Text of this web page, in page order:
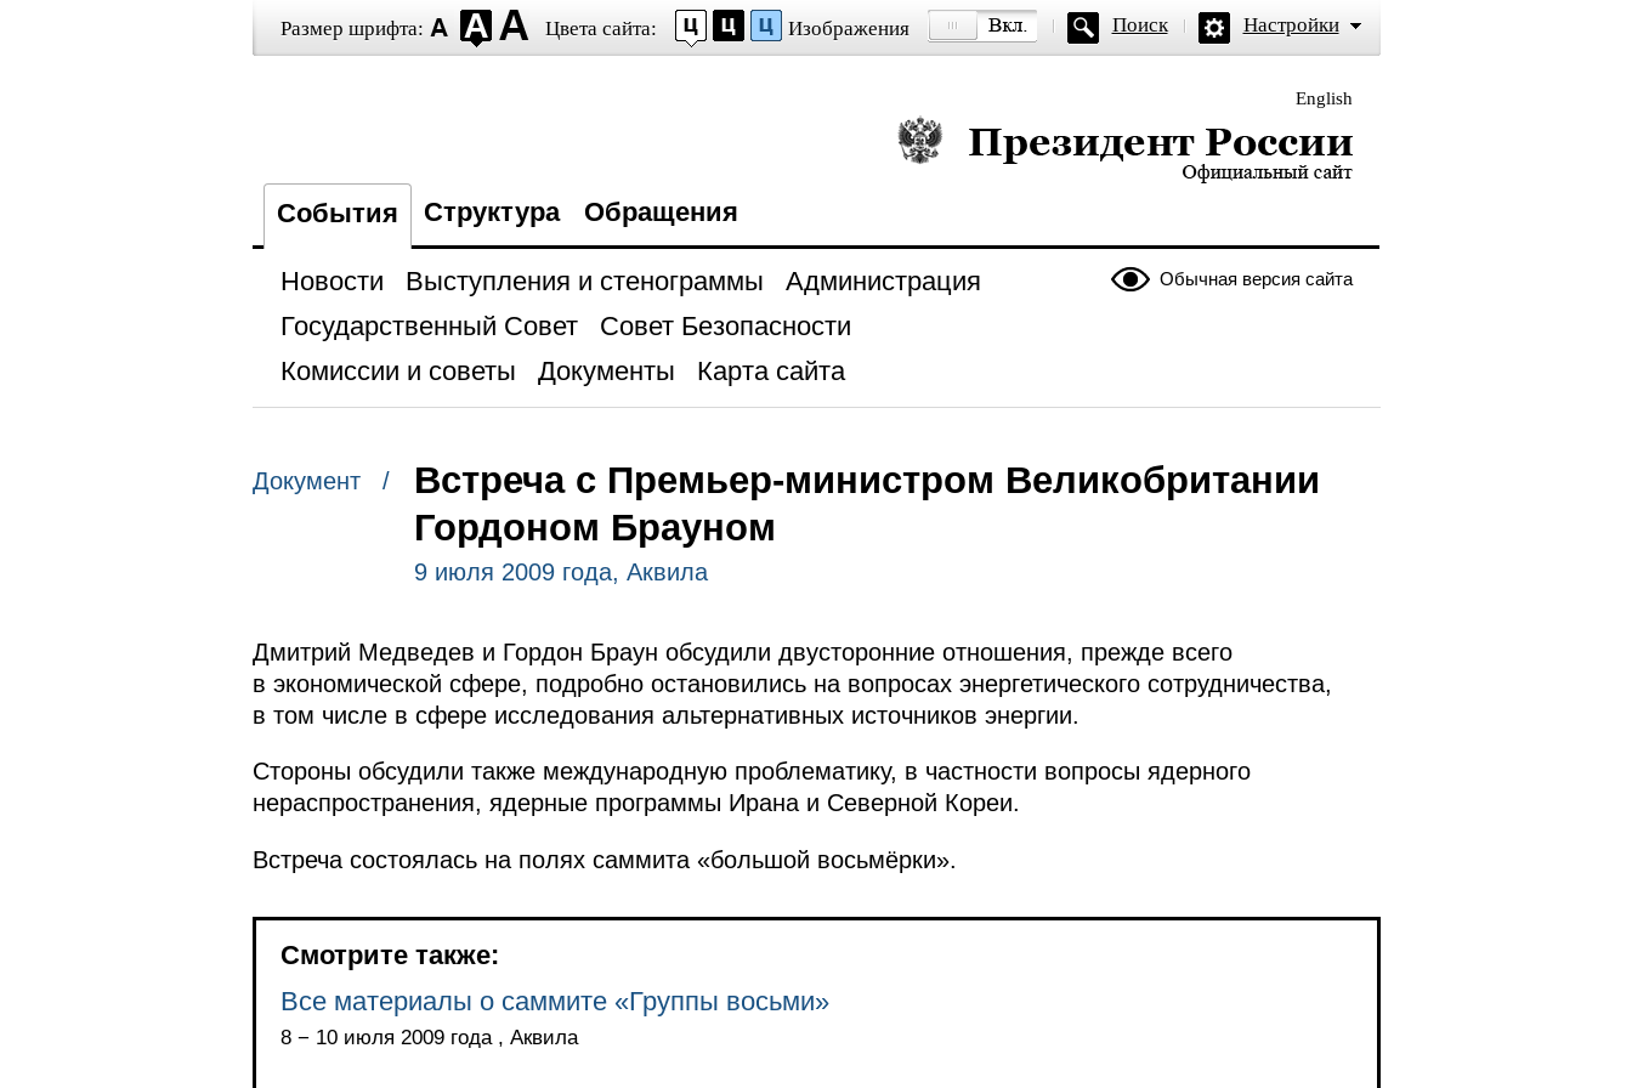
Размер шрифта: Цвета сайта: Изображения Поиск Настройки
English
Президент России — официальный сайт
События Структура Обращения
Обычная версия сайта
Новости Выступления и стенограммы
Администрация
Государственный Совет
Совет Безопасности
Комиссии и советы
Документы Карта сайта
Документ /
Встреча с Премьер-министром Великобритании
Гордоном Брауном
9 июля 2009 года, Аквила
Дмитрий Медведев и Гордон Браун обсудили двусторонние отношения, прежде всего
в экономической сфере, подробно остановились на вопросах энергетического сотрудничества,
в том числе в сфере исследования альтернативных источников энергии.
Стороны обсудили также международную проблематику, в частности вопросы ядерного
нераспространения, ядерные программы Ирана и Северной Кореи.
Встреча состоялась на полях саммита «большой восьмёрки».
Смотрите также:
Все материалы о саммите «Группы восьми»
8 − 10 июля 2009 года , Аквила